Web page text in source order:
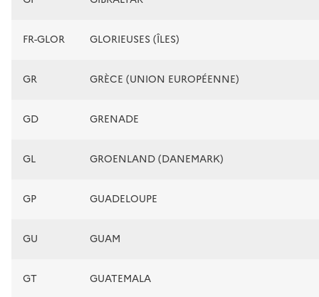
FR-GLOR GLORIEUSES (ÎLES)
GR GRÈCE (UNION EUROPÉENNE)
GD GRENADE
GL GROENLAND (DANEMARK)
GP GUADELOUPE
GU GUAM
GT GUATEMALA